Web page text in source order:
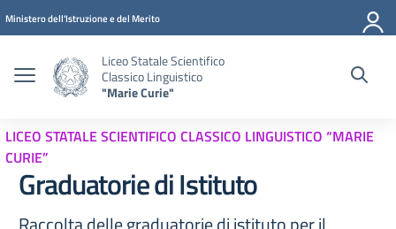
Vai ai contenuti
Vai al menu di navigazione
Vai al footer
Ministero dell'Istruzione e del Merito
Liceo Statale Scientifico
Classico Linguistico
"Marie Curie"
LICEO STATALE SCIENTIFICO CLASSICO LINGUISTICO “MARIE
CURIE”
Graduatorie di Istituto